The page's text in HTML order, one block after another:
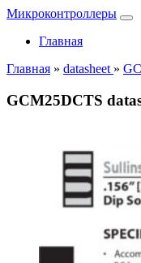
Микроконтроллеры
Главная
Главная » datasheet »
GCM25DCTS